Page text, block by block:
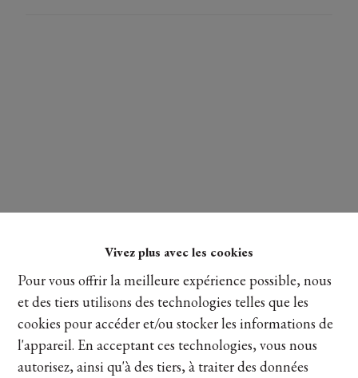
Vivez plus avec les cookies
Pour vous offrir la meilleure expérience possible, nous
et des tiers utilisons des technologies telles que les
cookies pour accéder et/ou stocker les informations de
l'appareil. En acceptant ces technologies, vous nous
autorisez, ainsi qu'à des tiers, à traiter des données
Lire plus